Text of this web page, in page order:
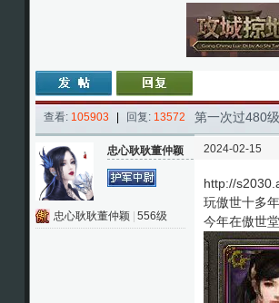
›
查看: 105903 回复: 13572 第一次过480
忠心耿耿董仲颖
忠心耿耿董仲颖 556级
2024-02-15
http://
玩傲世十多
今年在傲世